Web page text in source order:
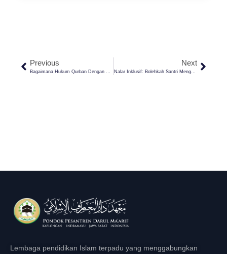
Previous
Bagaimana Hukum Qurban Dengan Cara Patungan? Begini Penjelasannya
Next
Nalar Inklusif: Bolehkah Santri Mengkritik Guru Atau Kyai Nya?
Lembaga pendidikan Islam terpadu yang menggabungkan